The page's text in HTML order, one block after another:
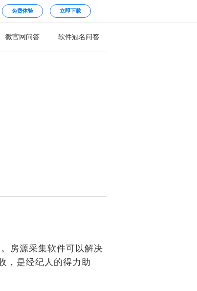
免费体验 立即下载
微官网问答 软件冠名问答
房源采集软件可以解决
，是经纪人的得力助